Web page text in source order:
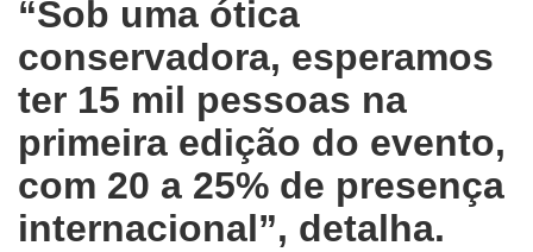
“Sob uma ótica
conservadora, esperamos
ter 15 mil pessoas na
primeira edição do evento,
com 20 a 25% de presença
internacional”, detalha.